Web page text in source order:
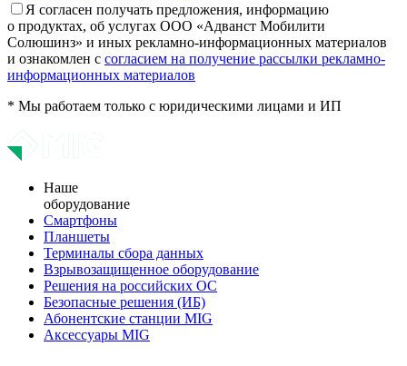
Я согласен получать предложения, информацию
о продуктах, об услугах ООО «Адванст Мобилити
Солюшинз» и иных рекламно-информационных материалов
и ознакомлен с согласием на получение рассылки рекламно-
информационных материалов
* Мы работаем только с юридическими лицами и ИП
Наше
оборудование
Смартфоны
Планшеты
Терминалы сбора данных
Взрывозащищенное оборудование
Решения на российских ОС
Безопасные решения (ИБ)
Абонентские станции MIG
Аксессуары MIG